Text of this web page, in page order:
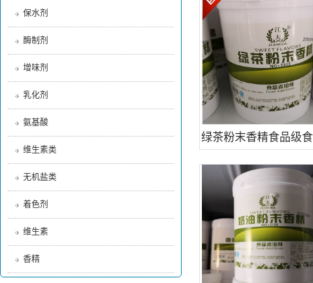
保水剂
酶制剂
增味剂
乳化剂
氨基酸
维生素类
无机盐类
着色剂
维生素
香精
绿茶粉末香精食品级
茶叶茶味烘焙饮料增